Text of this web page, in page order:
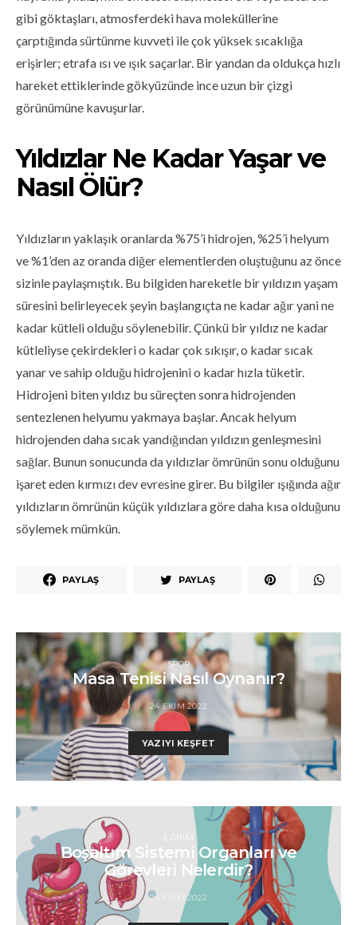
gibi göktaşları, atmosferdeki hava moleküllerine
çarptığında sürtünme kuvveti ile çok yüksek sıcaklığa
erişirler; etrafa ısı ve ışık saçarlar. Bir yandan da oldukça hızlı
hareket ettiklerinde gökyüzünde ince uzun bir çizgi
görünümüne kavuşurlar.
Yıldızlar Ne Kadar Yaşar ve
Nasıl Ölür?
Yıldızların yaklaşık oranlarda %75’i hidrojen, %25’i helyum
ve %1’den az oranda diğer elementlerden oluştuğunu az önce
sizinle paylaşmıştık. Bu bilgiden hareketle bir yıldızın yaşam
süresini belirleyecek şeyin başlangıçta ne kadar ağır yani ne
kadar kütleli olduğu söylenebilir. Çünkü bir yıldız ne kadar
kütleliyse çekirdekleri o kadar çok sıkışır, o kadar sıcak
yanar ve sahip olduğu hidrojenini o kadar hızla tüketir.
Hidrojeni biten yıldız bu süreçten sonra hidrojenden
sentezlenen helyumu yakmaya başlar. Ancak helyum
hidrojenden daha sıcak yandığından yıldızın genleşmesini
sağlar. Bunun sonucunda da yıldızlar ömrünün sonu olduğunu
işaret eden kırmızı dev evresine girer. Bu bilgiler ışığında ağır
yıldızların ömrünün küçük yıldızlara göre daha kısa olduğunu
söylemek mümkün.
PAYLAŞ PAYLAŞ
SPOR
Masa Tenisi Nasıl Oynanır?
24 EKIM 2022
YAZIYI KEŞFET
EĞITIM
Boşaltım Sistemi Organları ve
Görevleri Nelerdir?
24 EKIM 2022